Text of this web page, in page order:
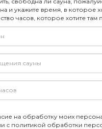
и укажите время, в которое
часов, которое хотите там
на обработку моих
с политикой обработки